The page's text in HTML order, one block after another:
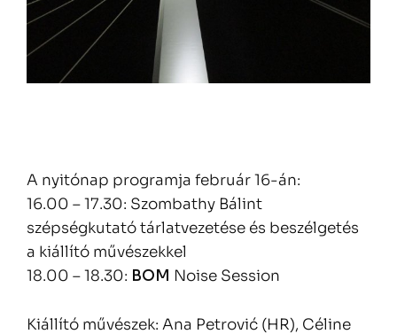
A nyitónap programja február 16-án:
16.00 – 17.30: Szombathy Bálint
szépségkutató tárlatvezetése és beszélgetés
a kiállító művészekkel
18.00 – 18.30: BOM Noise Session
Kiállító művészek: Ana Petrović (HR), Céline